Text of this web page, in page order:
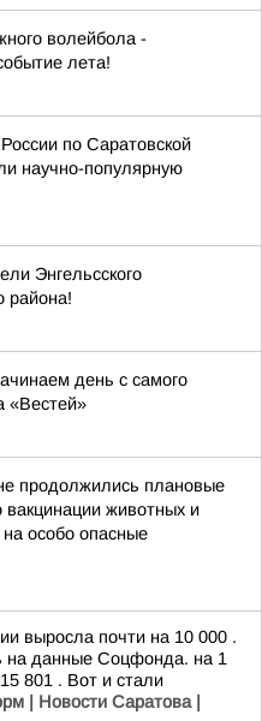
волейбола -
лета!
по Саратовской
научно-популярную
Энгельсского
района!
день с самого
«Вестей»
продолжились плановые
вакцинации животных и
особо опасные
выросла почти на 10 000 .
данные Соцфонда. на 1
801 . Вот и стали
| Новости Саратова |